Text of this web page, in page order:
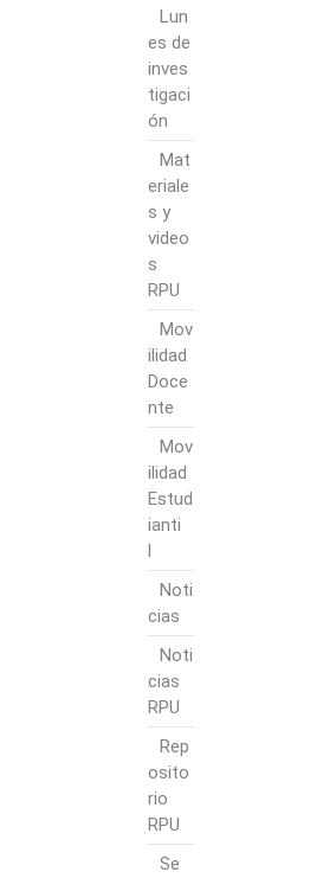
Lun
es de
inves
tigaci
ón
Mat
eriale
s y
video
s
RPU
Mov
ilidad
Doce
nte
Mov
ilidad
Estud
ianti
l
Noti
cias
Noti
cias
RPU
Rep
osito
rio
RPU
Se